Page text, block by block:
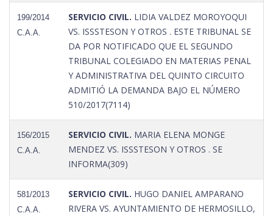
199/2014
C.A.A.
SERVICIO CIVIL. LIDIA VALDEZ MOROYOQUI
VS. ISSSTESON Y OTROS . ESTE TRIBUNAL SE
DA POR NOTIFICADO QUE EL SEGUNDO
TRIBUNAL COLEGIADO EN MATERIAS PENAL
Y ADMINISTRATIVA DEL QUINTO CIRCUITO
ADMITIÓ LA DEMANDA BAJO EL NÚMERO
510/2017(7114)
156/2015
C.A.A.
SERVICIO CIVIL. MARIA ELENA MONGE
MENDEZ VS. ISSSTESON Y OTROS . SE
INFORMA(309)
581/2013
C.A.A.
SERVICIO CIVIL. HUGO DANIEL AMPARANO
RIVERA VS. AYUNTAMIENTO DE HERMOSILLO,